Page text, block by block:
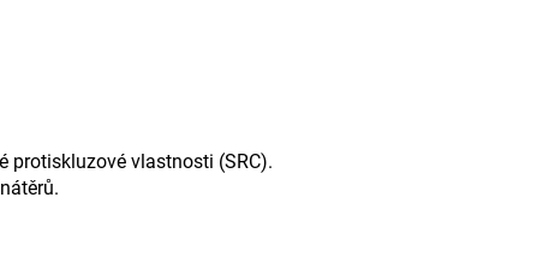
protiskluzové vlastnosti (SRC).